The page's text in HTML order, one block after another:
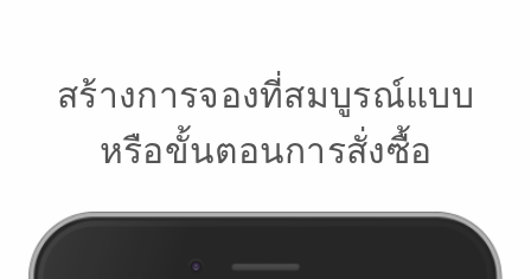
สร้างการจองที่สมบูรณ์แบบ
หรือขั้นตอนการสั่งซื้อ